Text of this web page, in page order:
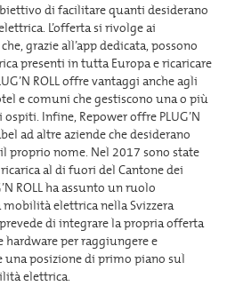
di facilitare quanti desiderano
L’offerta si rivolge ai
grazie all’app dedicata, possono
presenti in tutta Europa e ricaricare
ROLL offre vantaggi anche agli
e comuni che gestiscono una o più
Infine, Repower offre PLUG’N
ad altre aziende che desiderano
proprio nome. Nel 2017 sono state
al di fuori del Cantone dei
ROLL ha assunto un ruolo
elettrica nella Svizzera
di integrare la propria offerta
per raggiungere e
posizione di primo piano sul
elettrica.